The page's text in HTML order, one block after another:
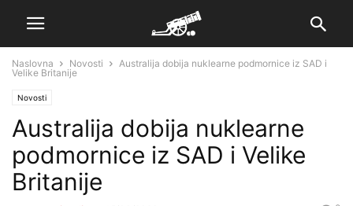
Naslovna Novosti
Australija dobija nuklearne podmornice iz SAD i
Velike Britanije
Novosti
Australija dobija nuklearne
podmornice iz SAD i Velike
Britanije